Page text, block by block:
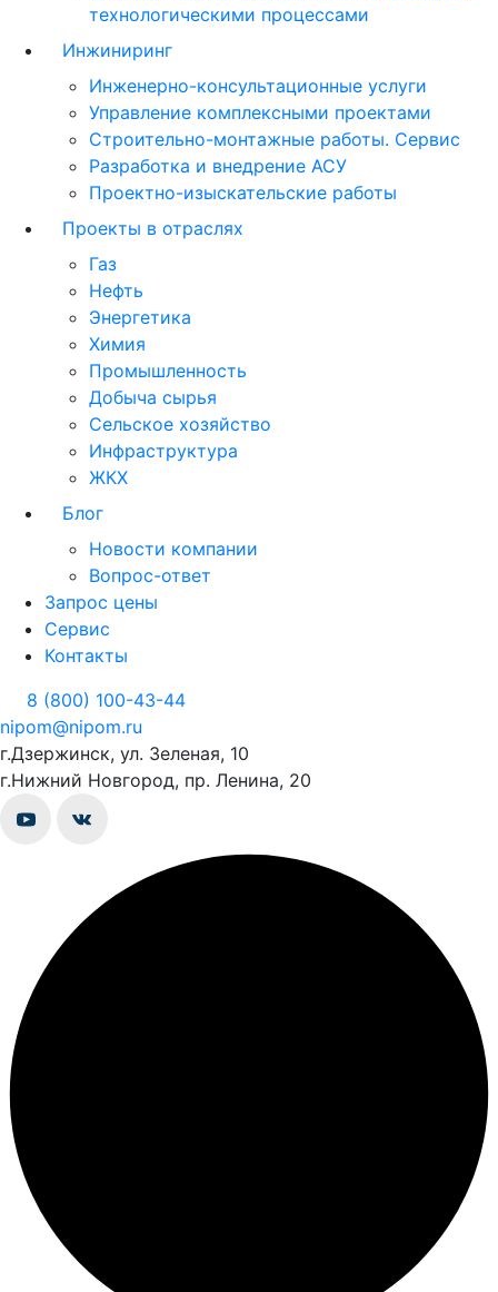
технологическими процессами
Инжиниринг
Инженерно-консультационные услуги
Управление комплексными проектами
Строительно-монтажные работы. Сервис
Разработка и внедрение АСУ
Проектно-изыскательские работы
Проекты в отраслях
Газ
Нефть
Энергетика
Химия
Промышленность
Добыча сырья
Сельское хозяйство
Инфраструктура
ЖКХ
Блог
Новости компании
Вопрос-ответ
Запрос цены
Сервис
Контакты
8 (800) 100-43-44
nipom@nipom.ru
г.Дзержинск, ул. Зеленая, 10
г.Нижний Новгород, пр. Ленина, 20